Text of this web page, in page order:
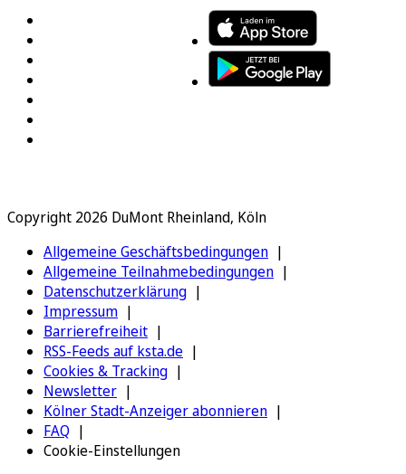
Copyright 2026 DuMont Rheinland, Köln
Allgemeine Geschäftsbedingungen
Allgemeine Teilnahmebedingungen
Datenschutzerklärung
Impressum
Barrierefreiheit
RSS-Feeds auf ksta.de
Cookies & Tracking
Newsletter
Kölner Stadt-Anzeiger abonnieren
FAQ
Cookie-Einstellungen